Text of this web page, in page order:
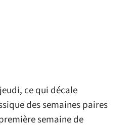
ce qui décale
des semaines paires
semaine de